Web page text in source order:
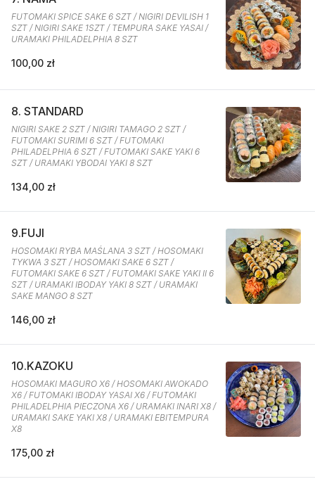
FUTOMAKI SPICE SAKE 6 SZT / NIGIRI DEVILISH 1
SZT / NIGIRI SAKE 1SZT / TEMPURA SAKE YASAI /
URAMAKI PHILADELPHIA 8 SZT
100,00 zł
8. STANDARD
NIGIRI SAKE 2 SZT / NIGIRI TAMAGO 2 SZT /
FUTOMAKI SURIMI 6 SZT / FUTOMAKI
PHILADELPHIA 6 SZT / FUTOMAKI SAKE YAKI 6
SZT / URAMAKI YBODAI YAKI 8 SZT
134,00 zł
9.FUJI
HOSOMAKI RYBA MAŚLANA 3 SZT / HOSOMAKI
TYKWA 3 SZT / HOSOMAKI SAKE 6 SZT /
FUTOMAKI SAKE 6 SZT / FUTOMAKI SAKE YAKI II 6
SZT / URAMAKI IBODAY YAKI 8 SZT / URAMAKI
SAKE MANGO 8 SZT
146,00 zł
10.KAZOKU
HOSOMAKI MAGURO X6 / HOSOMAKI AWOKADO
X6 / FUTOMAKI IBODAY YASAI X6 / FUTOMAKI
PHILADELPHIA PIECZONA X6 / URAMAKI INARI X8 /
URAMAKI SAKE YAKI X8 / URAMAKI EBITEMPURA
X8
175,00 zł